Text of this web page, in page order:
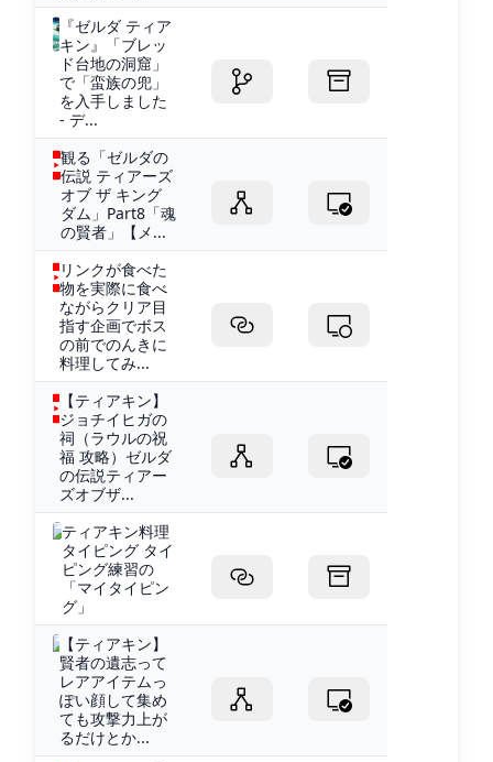
『ゼルダ ティア
キン』「ブレッ
ド台地の洞窟」
で「蛮族の兜」
を入手しました
- デ...
観る「ゼルダの
伝説 ティアーズ
オブ ザ キング
ダム」Part8「魂
の賢者」【メ...
リンクが食べた
物を実際に食べ
ながらクリア目
指す企画でボス
の前でのんきに
料理してみ...
【ティアキン】
ジョチイヒガの
祠（ラウルの祝
福 攻略）ゼルダ
の伝説ティアー
ズオブザ...
ティアキン料理
タイピング タイ
ピング練習の
「マイタイピン
グ」
【ティアキン】
賢者の遺志って
レアアイテムっ
ぽい顔して集め
ても攻撃力上が
るだけとか...